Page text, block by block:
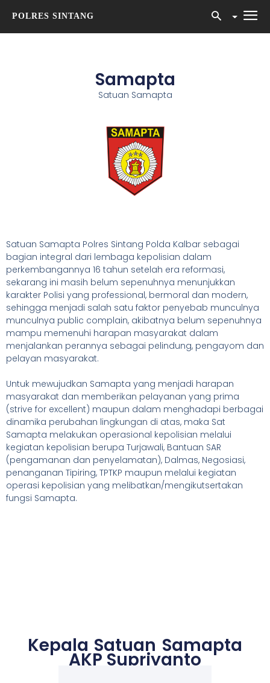
POLRES SINTANG
Samapta
Satuan Samapta
Satuan Samapta Polres Sintang Polda Kalbar sebagai
bagian integral dari lembaga kepolisian dalam
perkembangannya 16 tahun setelah era reformasi,
sekarang ini masih belum sepenuhnya menunjukkan
karakter Polisi yang professional, bermoral dan modern,
sehingga menjadi salah satu faktor penyebab munculnya
munculnya public complain, akibatnya belum sepenuhnya
mampu memenuhi harapan masyarakat dalam
menjalankan perannya sebagai pelindung, pengayom dan
pelayan masyarakat.
Untuk mewujudkan Samapta yang menjadi harapan
masyarakat dan memberikan pelayanan yang prima
(strive for excellent) maupun dalam menghadapi berbagai
dinamika perubahan lingkungan di atas, maka Sat
Samapta melakukan operasional kepolisian melalui
kegiatan kepolisian berupa Turjawali, Bantuan SAR
(pengamanan dan penyelamatan), Dalmas, Negosiasi,
penanganan Tipiring, TPTKP maupun melalui kegiatan
operasi kepolisian yang melibatkan/mengikutsertakan
fungsi Samapta.
Kepala Satuan Samapta
AKP Supriyanto